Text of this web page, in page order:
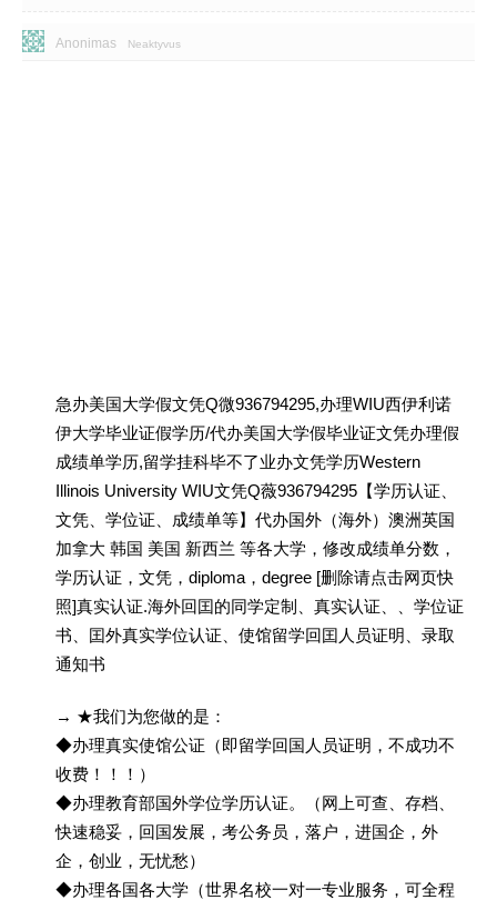
Anonimas Neaktyvus
急办美国大学假文凭Q微936794295,办理WIU西伊利诺
伊大学毕业证假学历/代办美国大学假毕业证文凭办理假
成绩单学历,留学挂科毕不了业办文凭学历Western
Illinois University WIU文凭Q薇936794295【学历认证、
文凭、学位证、成绩单等】代办国外（海外）澳洲英国
加拿大 韩国 美国 新西兰 等各大学，修改成绩单分数，
学历认证，文凭，diploma，degree [删除请点击网页快
照]真实认证.海外回囯的同学定制、真实认证、、学位证
书、囯外真实学位认证、使馆留学回囯人员证明、录取
通知书
→ ★我们为您做的是：
◆办理真实使馆公证（即留学回国人员证明，不成功不
收费！！！）
◆办理教育部国外学位学历认证。（网上可查、存档、
快速稳妥，回国发展，考公务员，落户，进国企，外
企，创业，无忧愁）
◆办理各国各大学（世界名校一对一专业服务，可全程